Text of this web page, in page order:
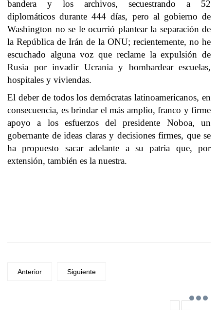
bandera y los archivos, secuestrando a 52
diplomáticos durante 444 días, pero al gobierno de
Washington no se le ocurrió plantear la separación de
la República de Irán de la ONU; recientemente, no he
escuchado alguna voz que reclame la expulsión de
Rusia por invadir Ucrania y bombardear escuelas,
hospitales y viviendas.
El deber de todos los demócratas latinoamericanos, en
consecuencia, es brindar el más amplio, franco y firme
apoyo a los esfuerzos del presidente Noboa, un
gobernante de ideas claras y decisiones firmes, que se
ha propuesto sacar adelante a su patria que, por
extensión, también es la nuestra.
Anterior Siguiente